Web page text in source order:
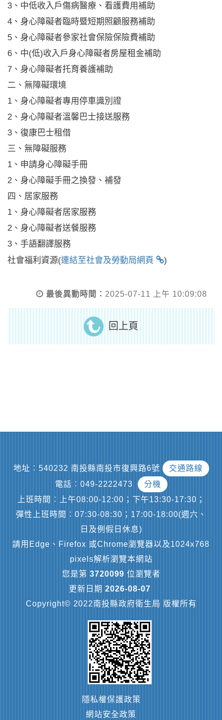
3、中低收入戶傷病醫療、看護費用補助
4、身心障礙者臨時暨短期照顧服務補助
5、身心障礙者參家社會保險保險費補助
6、中(低)收入戶身心障礙者房屋租金補助
7、身心障礙者托育養護補助
二、無障礙環境
1、身心障礙者專用停車識別證
2、身心障礙者溫馨巴士接送服務
3、復康巴士租借
三、無障礙服務
1、申請身心障礙手冊
2、身心障礙手冊之換發、補發
四、居家服務
1、身心障礙者居家服務
2、身心障礙者送餐服務
3、手語翻譯服務
社會福利資源(連結至社會及勞動局網頁 )
最後異動時間： 2025-07-11 上午 10:09:08
回上頁
地址︰540232 南投縣南投市復興路6號
交通路線
電話︰049-2222473
分機
上班時間︰上午08:00-12:00；下午13:30-17:30；
彈性上班時間︰07:30-08:30；17:00-18:00(週六、
日及例假日休息)
請用Edge、Firefox 或Chrome瀏覽器以及1024x768
pixels解析瀏覽本網站
您是第 3720099 位瀏覽者
更新日期 2026-08-07
Copyright© 2022南投縣政府衛生局 版權所有
隱私權保護政策
網站安全政策